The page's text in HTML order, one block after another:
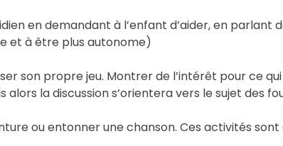
en demandant à l’enfant d’aider, en parlant
et à être plus autonome)
son propre jeu. Montrer de l’intérêt pour ce
la discussion s’orientera vers le sujet des
ou entonner une chanson. Ces activités sont